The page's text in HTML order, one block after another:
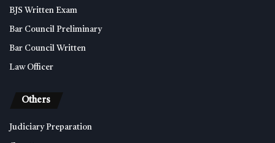
BJS Written Exam
Bar Council Preliminary
Bar Council Written
Law Officer
Others
Judiciary Preparation